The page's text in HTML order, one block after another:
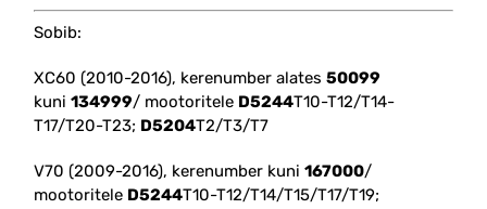
Sobib:
XC60 (2010-2016), kerenumber alates 50099
kuni 134999/ mootoritele D5244T10-T12/T14-
T17/T20-T23; D5204T2/T3/T7
V70 (2009-2016), kerenumber kuni 167000/
mootoritele D5244T10-T12/T14/T15/T17/T19;